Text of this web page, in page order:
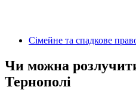
Сімейне та спадкове
Чи можна
Тернополі